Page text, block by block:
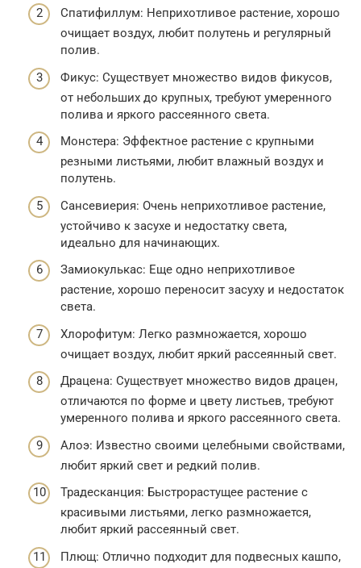
Спатифиллум: Неприхотливое растение, хорошо
очищает воздух, любит полутень и регулярный
полив.
Фикус: Существует множество видов фикусов,
от небольших до крупных, требуют умеренного
полива и яркого рассеянного света.
Монстера: Эффектное растение с крупными
резными листьями, любит влажный воздух и
полутень.
Сансевиерия: Очень неприхотливое растение,
устойчиво к засухе и недостатку света,
идеально для начинающих.
Замиокулькас: Еще одно неприхотливое
растение, хорошо переносит засуху и недостаток
света.
Хлорофитум: Легко размножается, хорошо
очищает воздух, любит яркий рассеянный свет.
Драцена: Существует множество видов драцен,
отличаются по форме и цвету листьев, требуют
умеренного полива и яркого рассеянного света.
Алоэ: Известно своими целебными свойствами,
любит яркий свет и редкий полив.
Традесканция: Быстрорастущее растение с
красивыми листьями, легко размножается,
любит яркий рассеянный свет.
Плющ: Отлично подходит для подвесных кашпо,